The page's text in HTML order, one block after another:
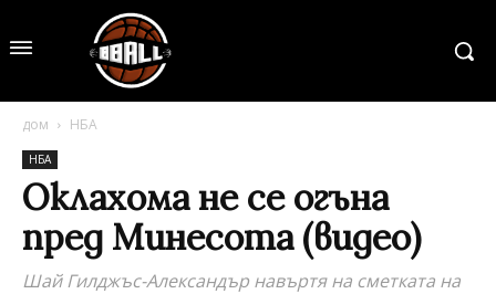
дом НБА
НБА
Оклахома не се огъна
пред Минесота (видео)
Шай Гилджъс-Александър навъртя на сметката на